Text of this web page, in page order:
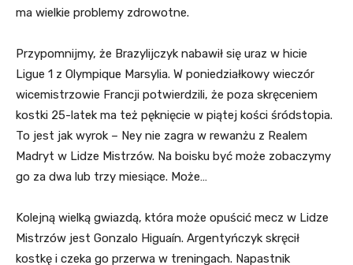
ma wielkie problemy zdrowotne.
Przypomnijmy, że Brazylijczyk nabawił się uraz w hicie
Ligue 1 z Olympique Marsylia. W poniedziałkowy wieczór
wicemistrzowie Francji potwierdzili, że poza skręceniem
kostki 25-latek ma też pęknięcie w piątej kości śródstopia.
To jest jak wyrok – Ney nie zagra w rewanżu z Realem
Madryt w Lidze Mistrzów. Na boisku być może zobaczymy
go za dwa lub trzy miesiące. Może…
Kolejną wielką gwiazdą, która może opuścić mecz w Lidze
Mistrzów jest Gonzalo Higuaín. Argentyńczyk skręcił
kostkę i czeka go przerwa w treningach. Napastnik